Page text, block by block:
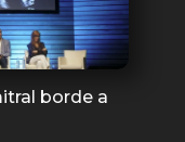
borde a